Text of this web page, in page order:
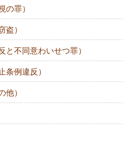
罪）
）
不同意わいせつ罪）
例違反）
）